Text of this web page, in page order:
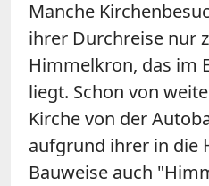
Manche
ihrer Durchreise nur
Himmelkron, das im
liegt. Schon von
Kirche von der
aufgrund ihrer in die
Bauweise auch